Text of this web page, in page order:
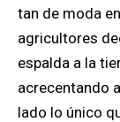
tan de moda
agricultores
espalda a la
acrecentando
lado lo único